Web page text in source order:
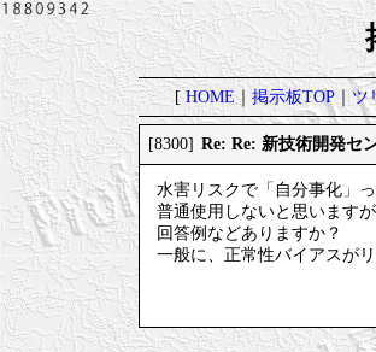
[HOME｜掲示板TOP｜ツ
[8300] Re: Re: 新技術開発セ
水害リスクで「自分事化」
普通使用しないと思いますが
回答例などありますか？
一般に、正常性バイアスが